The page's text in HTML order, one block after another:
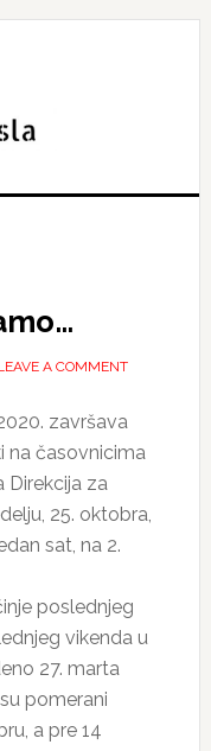
A COMMENT
završava
na časovnicima
Direkcija za
25. oktobra,
sat, na 2.
poslednjeg
vikenda u
27. marta
pomerani
a pre 14